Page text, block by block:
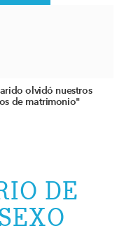
olvidó nuestros
de matrimonio"
DE